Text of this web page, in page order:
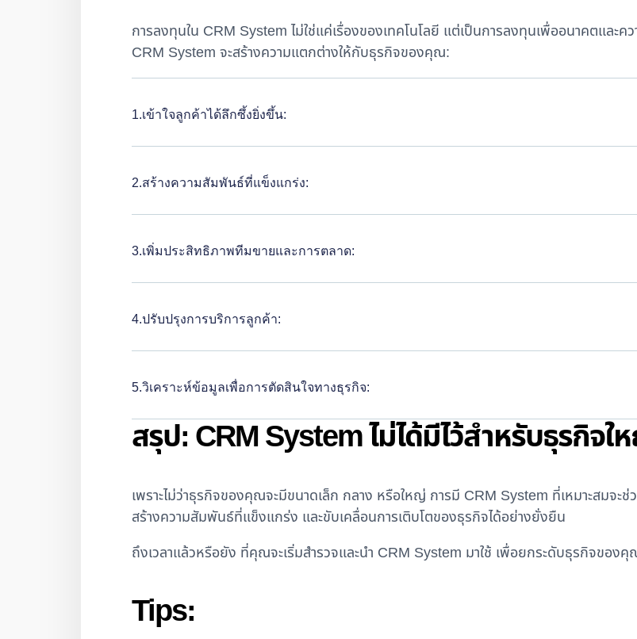
การลงทุนใน CRM System ไม่ใช่แค่เรื่องของเทคโนโลยี แต่เป็นการลงทุนเพื่ออนาคตและ
CRM System จะสร้างความแตกต่างให้กับธุรกิจของคุณ:
1.เข้าใจลูกค้าได้ลึกซึ้งยิ่งขึ้น:
2.สร้างความสัมพันธ์ที่แข็งแกร่ง:
3.เพิ่มประสิทธิภาพทีมขายและการตลาด:
4.ปรับปรุงการบริการลูกค้า:
5.วิเคราะห์ข้อมูลเพื่อการตัดสินใจทางธุรกิจ:
สรุป: CRM System ไม่ได้มีไว้สำหรับธุรกิจใ
เพราะไม่ว่าธุรกิจของคุณจะมีขนาดเล็ก กลาง หรือใหญ่ การมี CRM System ที่เหมาะสมจะ
สร้างความสัมพันธ์ที่แข็งแกร่ง และขับเคลื่อนการเติบโตของธุรกิจได้อย่างยั่งยืน
ถึงเวลาแล้วหรือยัง ที่คุณจะเริ่มสำรวจและนำ CRM System มาใช้ เพื่อยกระดับธุรกิจของคุ
Tips: